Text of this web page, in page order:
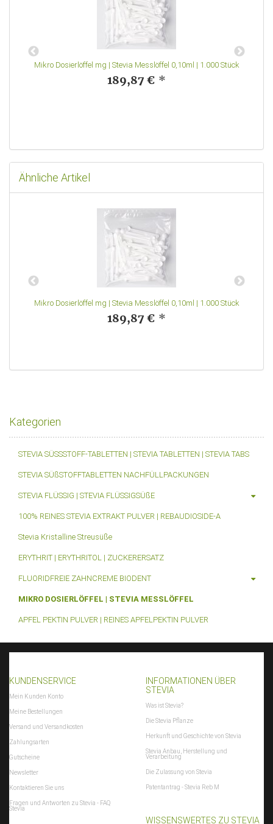
Mikro Dosierlöffel mg | Stevia Messlöffel 0,10ml | 1.000 Stück
189,87 € *
Ähnliche Artikel
Mikro Dosierlöffel mg | Stevia Messlöffel 0,10ml | 1.000 Stück
189,87 € *
Kategorien
STEVIA SÜSSSTOFF-TABLETTEN | STEVIA TABLETTEN | STEVIA TABS
STEVIA SÜßSTOFFTABLETTEN NACHFÜLLPACKUNGEN
STEVIA FLÜSSIG | STEVIA FLÜSSIGSÜßE
100% REINES STEVIA EXTRAKT PULVER | REBAUDIOSIDE-A
Stevia Kristalline Streusüße
ERYTHRIT | ERYTHRITOL | ZUCKERERSATZ
FLUORIDFREIE ZAHNCREME BIODENT
MIKRO DOSIERLÖFFEL | STEVIA MESSLÖFFEL
APFEL PEKTIN PULVER | REINES APFELPEKTIN PULVER
KUNDENSERVICE
Mein Kunden Konto
Meine Bestellungen
Versand und Versandkosten
Zahlungsarten
Gutscheine
Newsletter
Kontaktieren Sie uns
Fragen und Antworten zu Stevia - FAQ
Stevia
INFORMATIONEN ÜBER
STEVIA
Was ist Stevia?
Die Stevia Pflanze
Herkunft und Geschichte von Stevia
Stevia Anbau, Herstellung und
Verarbeitung
Die Zulassung von Stevia
Patentantrag - Stevia Reb M
WISSENSWERTES ZU STEVIA